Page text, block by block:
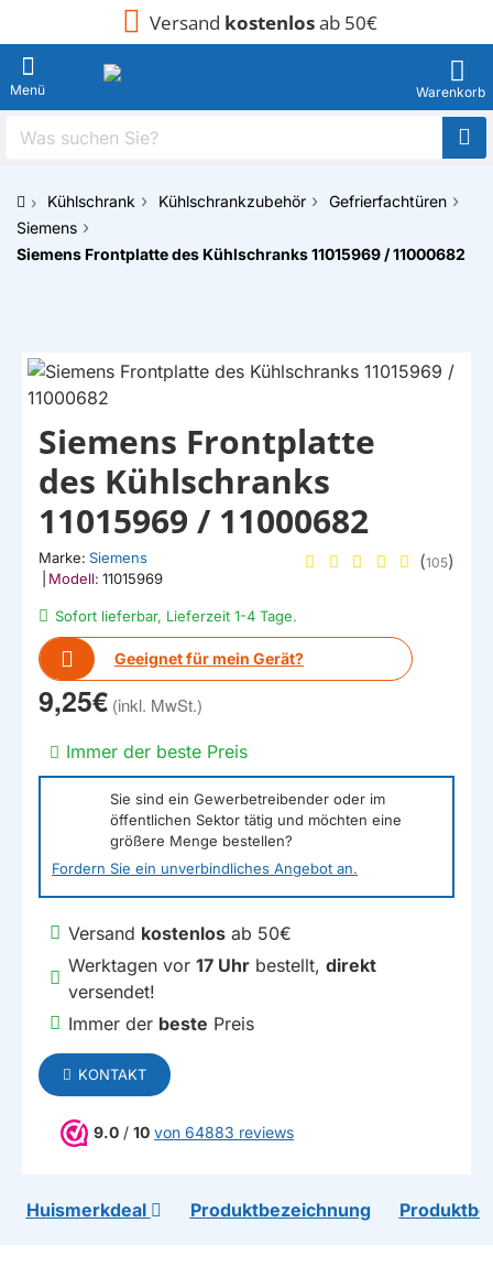
Versand kostenlosab 50€
Was
h
o
m
Kühlschrank Kühlschrankzubehör
Gefrierfachtüren
Siemens
Siemens Frontplatte des Kühlschranks 11015969 / 11000682
Sofort lieferbar, Lieferzeit 1-4 Tage.
Geeignet für mein Gerät?
Siemens Frontplatte
des Kühlschranks
11015969 / 11000682
Marke: Siemens
Modell: 11015969
(105)
9,25€
Immer der beste Preis
Sie sind ein Gewerbetreibender oder im
öffentlichen Sektor tätig und möchten eine
größere Menge bestellen?
Fordern Sie ein unverbindliches Angebot an.
Versand kostenlos ab 50€
Werktagen vor 17 Uhr bestellt, direkt
versendet!
Immer der beste Preis
KONTAKT
9.0 / 10 von 64883 reviews
Huismerkdeal Produktbezeichnung